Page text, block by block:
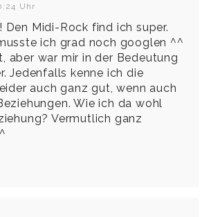
Uhr
Den Midi-Rock find ich super.
ich grad noch googlen ^^
aber war mir in der Bedeutung
Jedenfalls kenne ich die
auch ganz gut, wenn auch
Wie ich da wohl
Vermutlich ganz